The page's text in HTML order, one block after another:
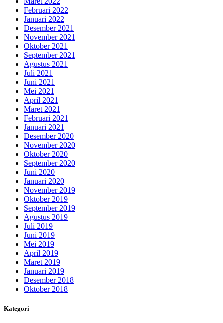
Februari 2022
Januari 2022
Desember 2021
November 2021
Oktober 2021
September 2021
Agustus 2021
Juli 2021
Juni 2021
Mei 2021
April 2021
Maret 2021
Februari 2021
Januari 2021
Desember 2020
November 2020
Oktober 2020
September 2020
Juni 2020
Januari 2020
November 2019
Oktober 2019
September 2019
Agustus 2019
Juli 2019
Juni 2019
Mei 2019
April 2019
Maret 2019
Januari 2019
Desember 2018
Oktober 2018
Kategori